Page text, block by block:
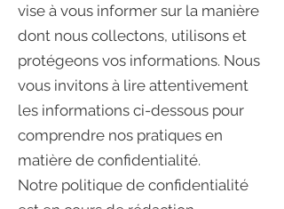
vise à vous informer sur la manière
dont nous collectons, utilisons et
protégeons vos informations. Nous
vous invitons à lire attentivement
les informations ci-dessous pour
comprendre nos pratiques en
matière de confidentialité.
Notre politique de confidentialité